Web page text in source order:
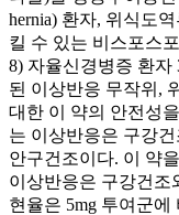
hernia) 환자, 위식도
킬 수 있는 비스포스
8) 자율신경병증 환자
된 이상반응 무작위,
대한 이 약의 안전성
는 이상반응은 구강
안구건조이다. 이 약
이상반응은 구강건조
현율은 5mg 투여군에